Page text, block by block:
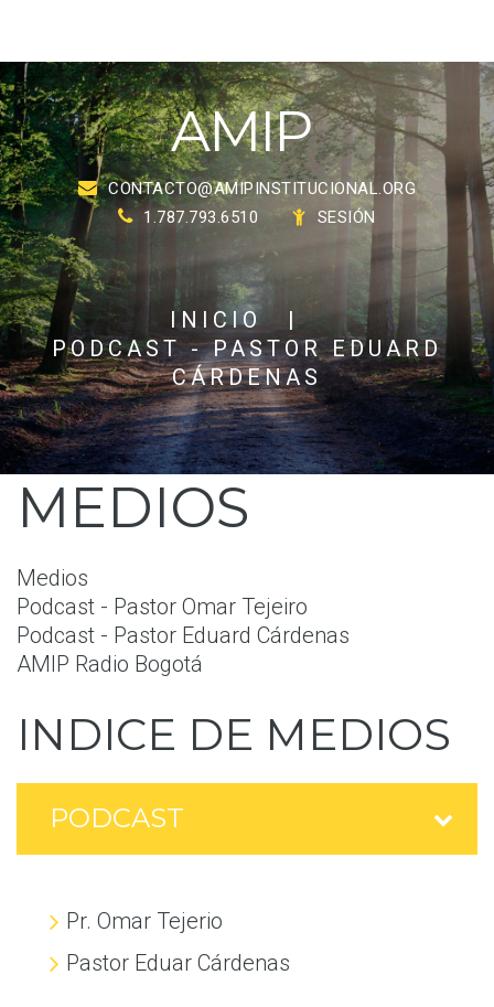
AMIP
CONTACTO@AMIPINSTITUCIONAL.ORG
1.787.793.6510
SESIÓN
INICIO
|
PODCAST - PASTOR EDUARD
CÁRDENAS
MEDIOS
Medios
Podcast - Pastor Omar Tejeiro
Podcast - Pastor Eduard Cárdenas
AMIP Radio Bogotá
INDICE DE MEDIOS
PODCAST
Pr. Omar Tejerio
Pastor Eduar Cárdenas